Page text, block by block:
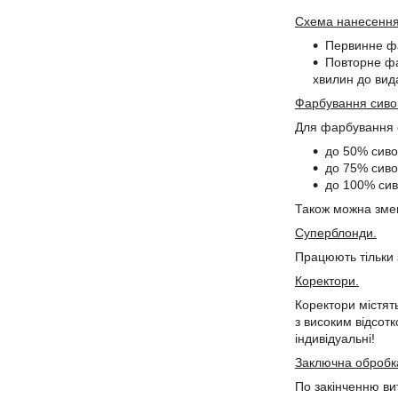
Схема
Первинне
Повторне
хвилин до
Фарбування
Для фарбування
до 50%
до 75%
до 100%
Також можна
Суперблонди.
Працюють
Коректори.
Коректори
з високим
індивідуальні!
Заключна
По закінченню